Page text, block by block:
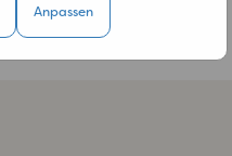
Anpassen